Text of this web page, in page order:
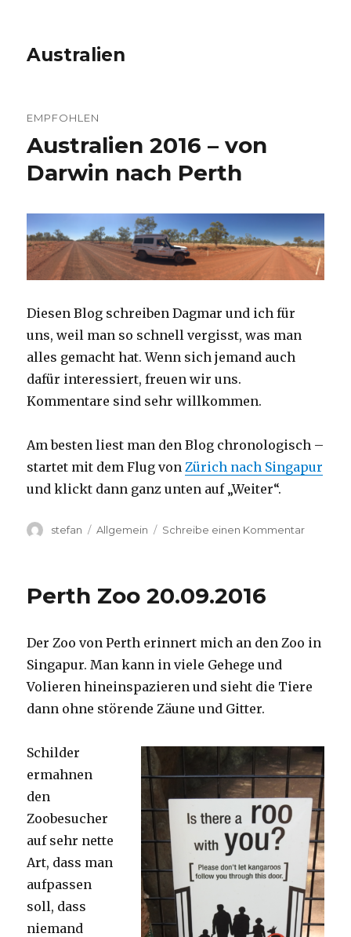
Australien
EMPFOHLEN
Australien 2016 – von
Darwin nach Perth
Diesen Blog schreiben Dagmar und ich für
uns, weil man so schnell vergisst, was man
alles gemacht hat. Wenn sich jemand auch
dafür interessiert, freuen wir uns.
Kommentare sind sehr willkommen.
Am besten liest man den Blog chronologisch –
startet mit dem Flug vonZürich nach Singapur
und klickt dann ganz unten auf „Weiter“.
Autor
stefan Kategorien
Allgemein Schreibe einen Kommentarzu
Perth
Perth Zoo 20.09.2016
Der Zoo von Perth erinnert mich an den Zoo in
Singapur. Man kann in viele Gehege und
Volieren hineinspazieren und sieht die Tiere
dann ohne störende Zäune und Gitter.
Schilder
ermahnen
den
Zoobesucher
auf sehr nette
Art, dass man
aufpassen
soll, dass
niemand